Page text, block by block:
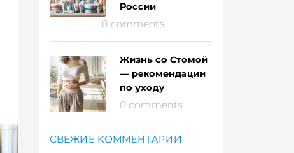
России
0 comments
Жизнь со Стомой
— рекомендации
по уходу
0 comments
СВЕЖИЕ КОММЕНТАРИИ